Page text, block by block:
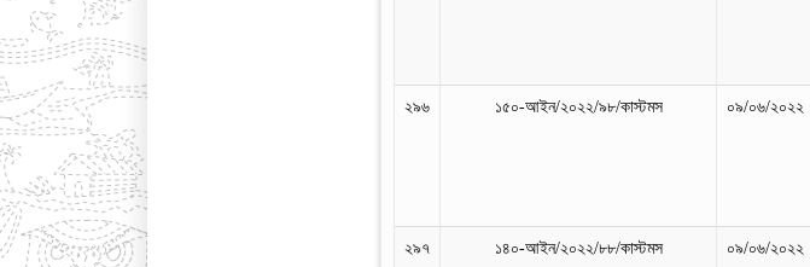
২৯৬ ১৫০-আইন/২০২২/৯৮/কাস্টমস ০৯/০৬/২০২২
২৯৭ ১৪০-আইন/২০২২/৮৮/কাস্টমস ০৯/০৬/২০২২